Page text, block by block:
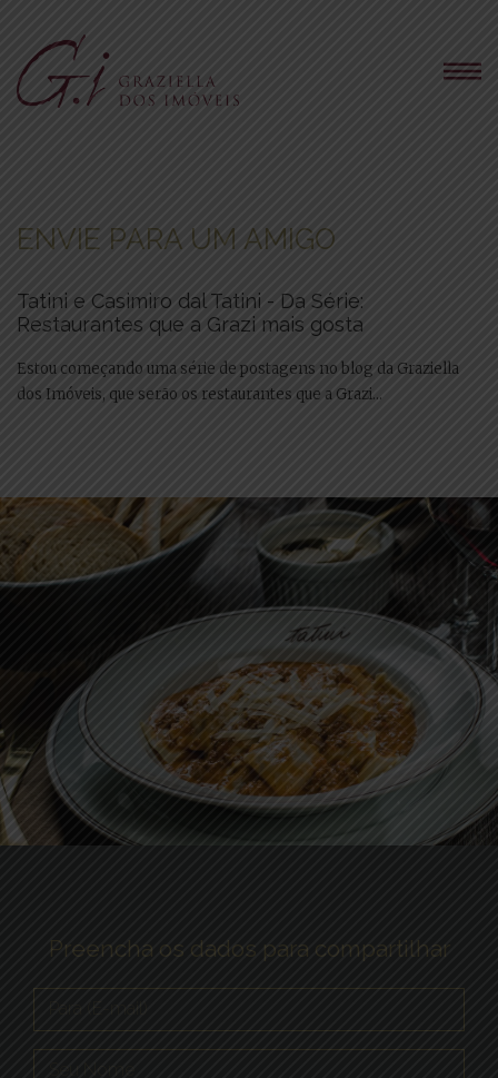
ENVIE PARA UM AMIGO
Tatini e Casimiro dal Tatini - Da Série:
Restaurantes que a Grazi mais gosta
Estou começando uma série de postagens no blog da Graziella
dos Imóveis, que serão os restaurantes que a Grazi...
Preencha os dados para compartilhar